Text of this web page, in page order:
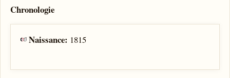
Chronologie
Naissance: 1815